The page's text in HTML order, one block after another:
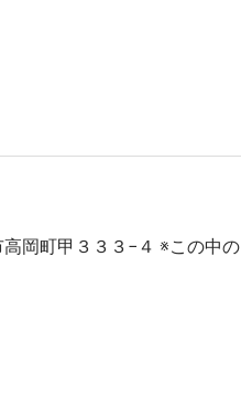
高岡町甲３３３−４ ※この中の